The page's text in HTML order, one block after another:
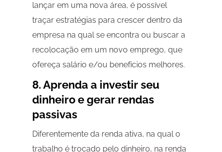
lançar em uma nova área, é possível
traçar estratégias para crescer dentro da
empresa na qual se encontra ou buscar a
recolocação em um novo emprego, que
ofereça salário e/ou benefícios melhores.
8. Aprenda a investir seu
dinheiro e gerar rendas
passivas
Diferentemente da renda ativa, na qual o
trabalho é trocado pelo dinheiro, na renda